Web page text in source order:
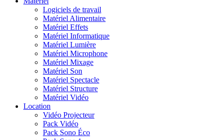
Logiciels de travail
Matériel Alimentaire
Matériel Effets
Matériel Informatique
Matériel Lumière
Matériel Microphone
Matériel Mixage
Matériel Son
Matériel Spectacle
Matériel Structure
Matériel Vidéo
Location
Vidéo Projecteur
Pack Vidéo
Pack Sono Éco